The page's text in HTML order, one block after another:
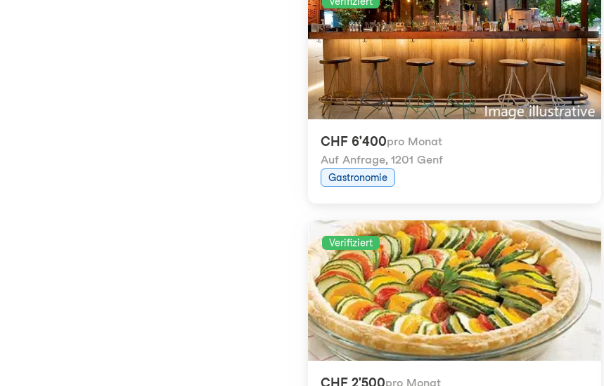
CHF 6'400pro Monat
Auf Anfrage, 1201 Genf
Gastronomie
Verifiziert
CHF 2'500pro Monat